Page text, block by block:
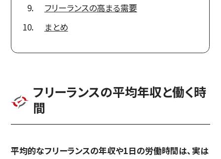
フリーランスの高まる需要
まとめ
フリーランスの平均年収と働く時
間
平均的なフリーランスの年収や1日の労働時間は、実は